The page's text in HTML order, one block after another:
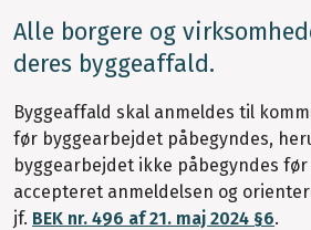
Alle borgere og
deres byggeaffald.
Byggeaffald skal anmeldes til
før byggearbejdet påbegyndes,
byggearbejdet ikke påbegyndes
accepteret anmeldelsen og
jf. BEK nr. 496 af 21. maj 2024 §6.